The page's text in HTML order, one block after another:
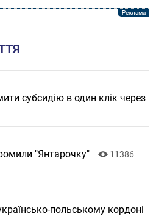
субсидію в один клік через
"Янтарочку"
11386
польському кордоні